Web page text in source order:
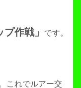
プ作戦」 です。
これでルアー交